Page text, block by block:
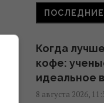
безопасно
Украина
нападать
Когда
кофе:
идеальное
8 августа 2026,